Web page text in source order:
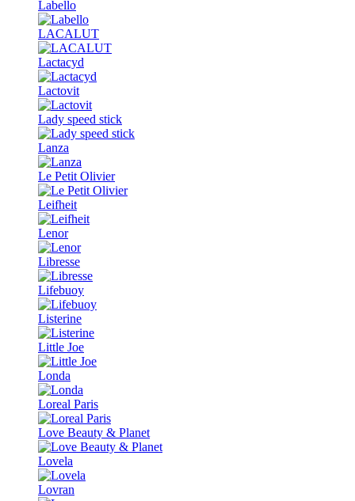
Labello
LACALUT
Lactacyd
Lactovit
Lady speed stick
Lanza
Le Petit Olivier
Leifheit
Lenor
Libresse
Lifebuoy
Listerine
Little Joe
Londa
Loreal Paris
Love Beauty & Planet
Lovela
Lovran